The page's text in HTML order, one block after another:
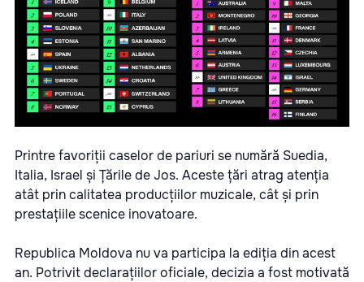
Printre favoriții caselor de pariuri se numără Suedia,
Italia, Israel și Țările de Jos. Aceste țări atrag atenția
atât prin calitatea producțiilor muzicale, cât și prin
prestațiile scenice inovatoare.
Republica Moldova nu va participa la ediția din acest
an. Potrivit declarațiilor oficiale, decizia a fost motivată